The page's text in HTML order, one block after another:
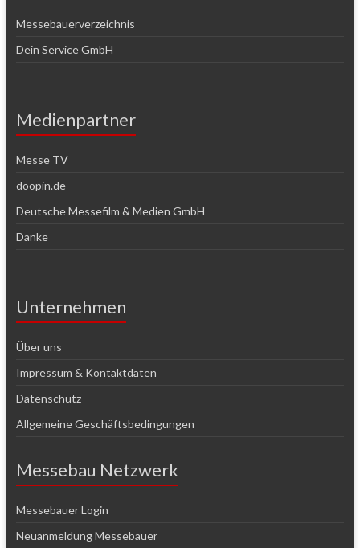
Messebauerverzeichnis
Dein Service GmbH
Medienpartner
Messe TV
doopin.de
Deutsche Messefilm & Medien GmbH
Danke
Unternehmen
Über uns
Impressum & Kontaktdaten
Datenschutz
Allgemeine Geschäftsbedingungen
Messebau Netzwerk
Messebauer Login
Neuanmeldung Messebauer